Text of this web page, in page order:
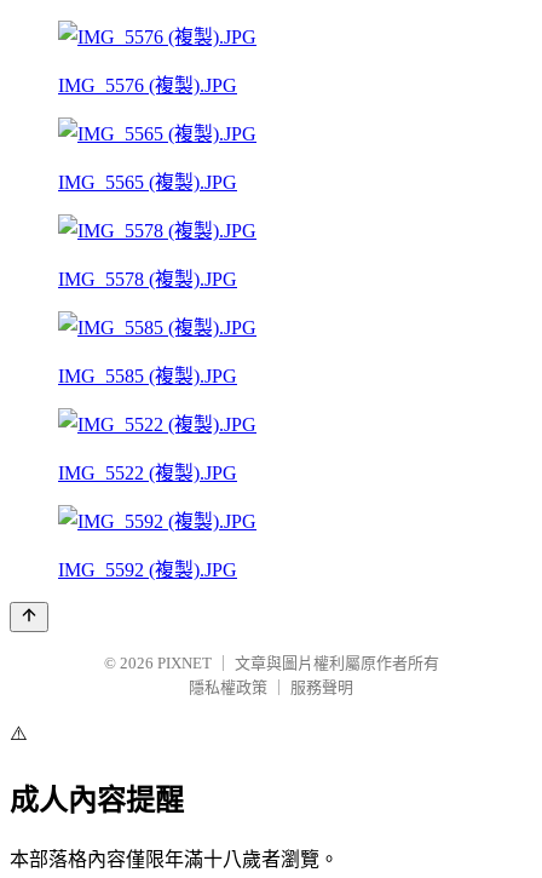
IMG_5576 (複製).JPG
IMG_5565 (複製).JPG
IMG_5578 (複製).JPG
IMG_5585 (複製).JPG
IMG_5522 (複製).JPG
IMG_5592 (複製).JPG
© 2026 PIXNET
文章與圖片權利屬原作者所有
隱私權政策
服務聲明
⚠️
成人內容提醒
本部落格內容僅限年滿十八歲者瀏覽。